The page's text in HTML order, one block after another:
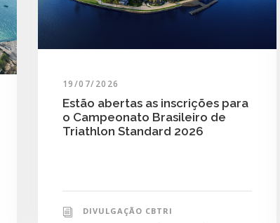
19/07/2026
Estão abertas as inscrições para
o Campeonato Brasileiro de
Triathlon Standard 2026
DIVULGAÇÃO CBTRI